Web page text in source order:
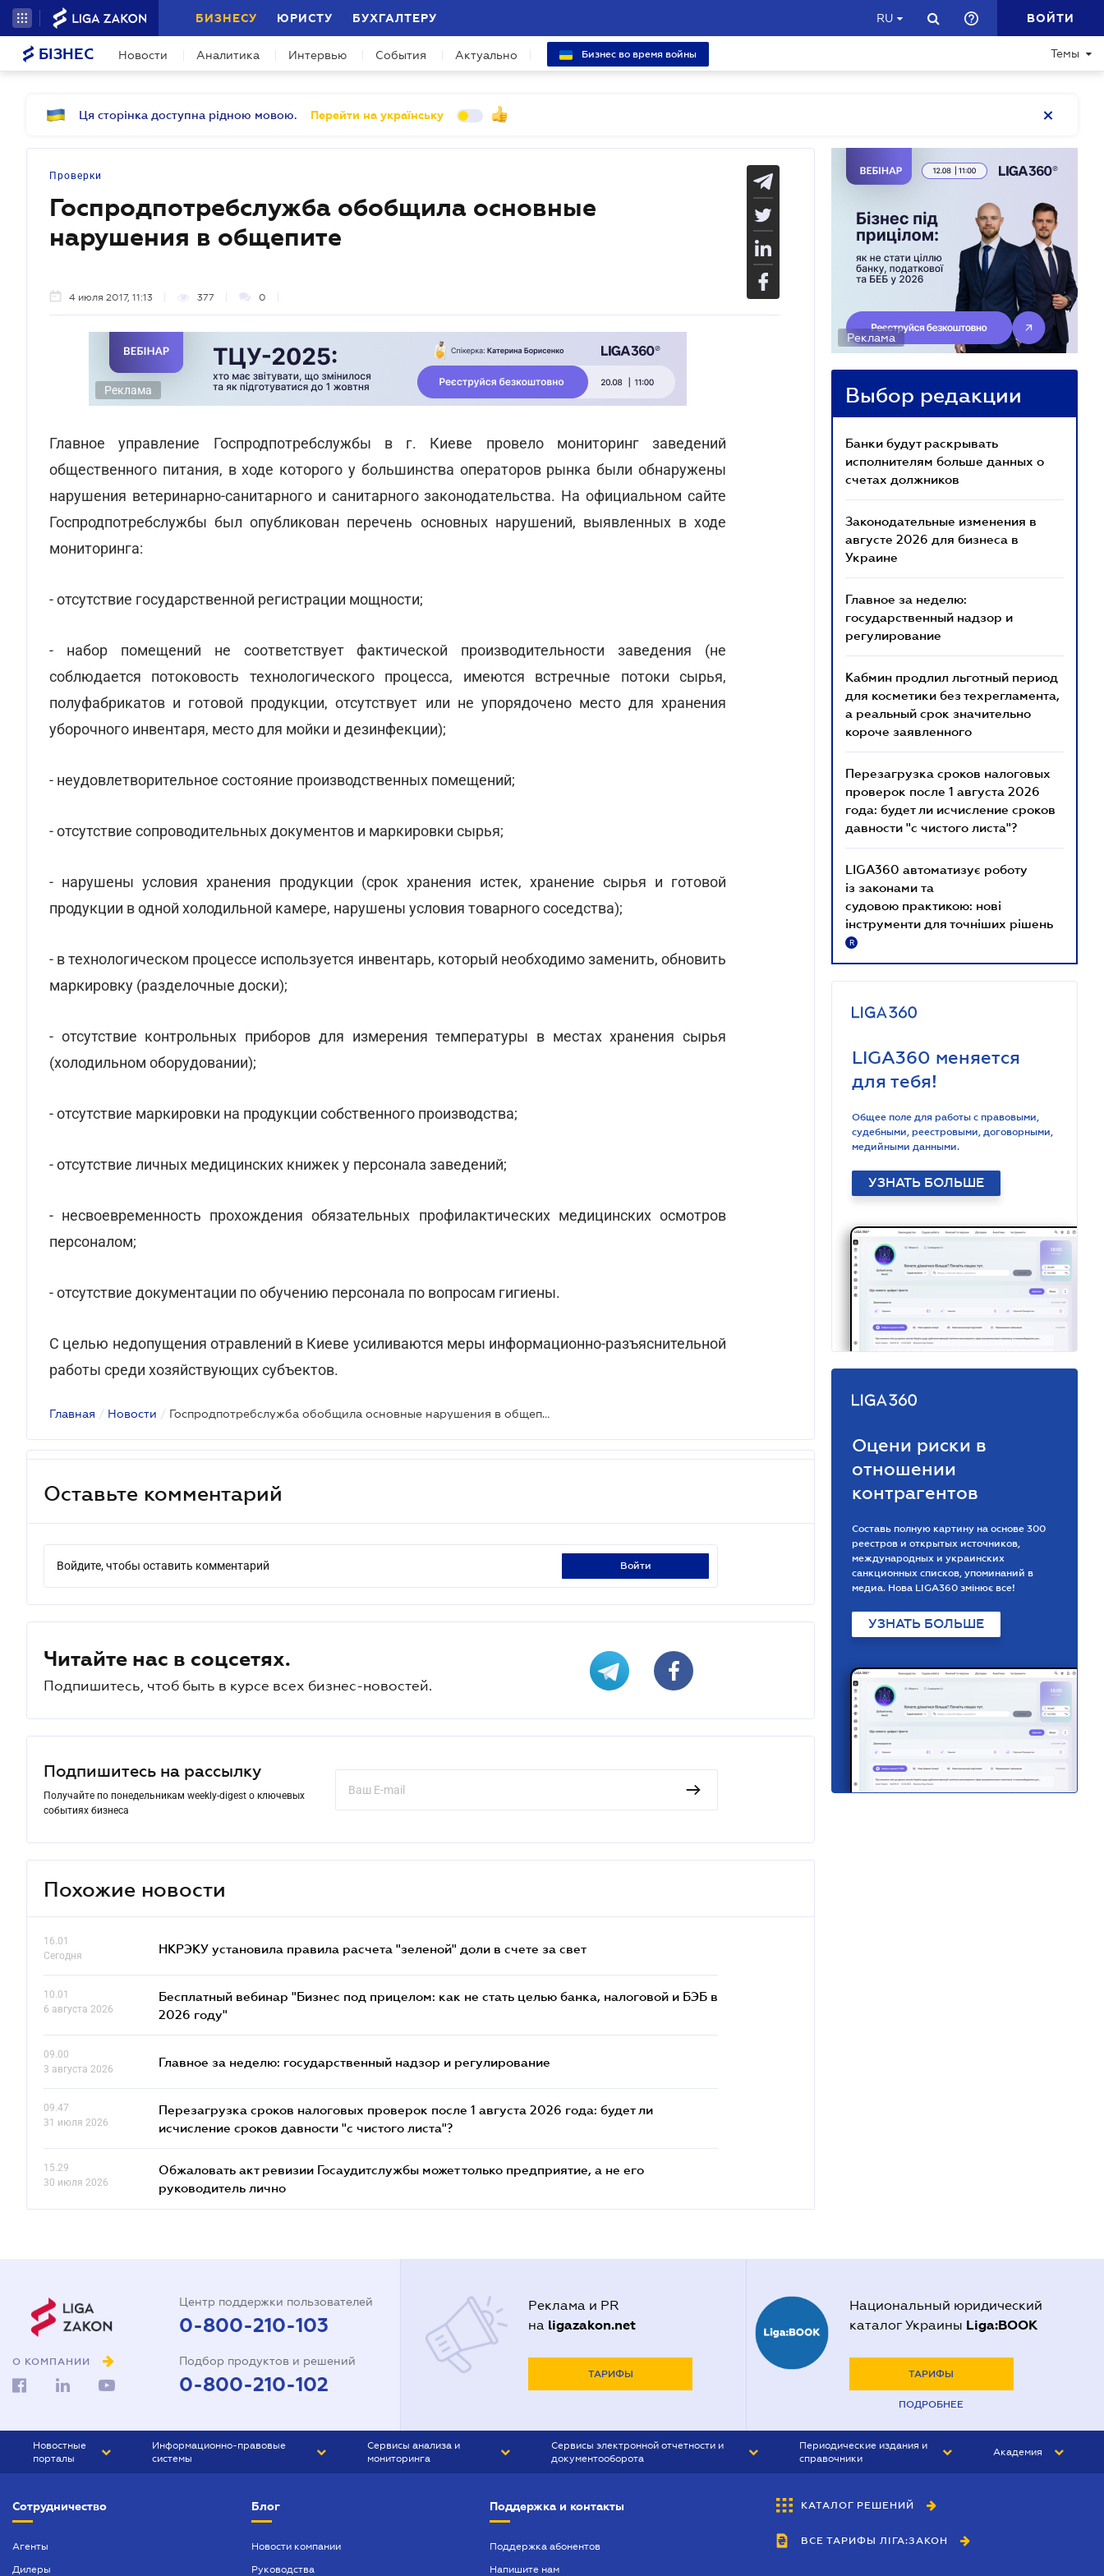
БИЗНЕСУ ЮРИСТУ БУХГАЛТЕРУ RU ВОЙТИ
БІЗНЕС Новости Аналитика Интервью События Актуально Бизнес во время войны Темы
Ця сторінка доступна рідною мовою. Перейти на українську
Проверки
Госпродпотребслужба обобщила основные
нарушения в общепите
4 июля 2017, 11:13 377 0
Реклама
Главное управление Госпродпотребслужбы в г. Киеве провело мониторинг заведений
общественного питания, в ходе которого у большинства операторов рынка были обнаружены
нарушения ветеринарно-санитарного и санитарного законодательства. На официальном сайте
Госпродпотребслужбы был опубликован перечень основных нарушений, выявленных в ходе
мониторинга:
- отсутствие государственной регистрации мощности;
- набор помещений не соответствует фактической производительности заведения (не
соблюдается потоковость технологического процесса, имеются встречные потоки сырья,
полуфабрикатов и готовой продукции, отсутствует или не упорядочено место для хранения
уборочного инвентаря, место для мойки и дезинфекции);
- неудовлетворительное состояние производственных помещений;
- отсутствие сопроводительных документов и маркировки сырья;
- нарушены условия хранения продукции (срок хранения истек, хранение сырья и готовой
продукции в одной холодильной камере, нарушены условия товарного соседства);
- в технологическом процессе используется инвентарь, который необходимо заменить, обновить
маркировку (разделочные доски);
- отсутствие контрольных приборов для измерения температуры в местах хранения сырья
(холодильном оборудовании);
- отсутствие маркировки на продукции собственного производства;
- отсутствие личных медицинских книжек у персонала заведений;
- несвоевременность прохождения обязательных профилактических медицинских осмотров
персоналом;
- отсутствие документации по обучению персонала по вопросам гигиены.
С целью недопущения отравлений в Киеве усиливаются меры информационно-разъяснительной
работы среди хозяйствующих субъектов.
Главная / Новости / Госпродпотребслужба обобщила основные нарушения в общепите
Оставьте комментарий
Войдите, чтобы оставить комментарий войти
Читайте нас в соцсетях.
Подпишитесь, чтоб быть в курсе всех бизнес-новостей.
Подпишитесь на рассылку
Получайте по понедельникам weekly-digest о ключевых
событиях бизнеса
Похожие новости
16.01
Сегодня
НКРЭКУ установила правила расчета "зеленой" доли в счете за свет
10.01
6 августа 2026
Бесплатный вебинар "Бизнес под прицелом: как не стать целью банка, налоговой и БЭБ в
2026 году"
09.00
3 августа 2026
Главное за неделю: государственный надзор и регулирование
09.47
31 июля 2026
Перезагрузка сроков налоговых проверок после 1 августа 2026 года: будет ли
исчисление сроков давности "с чистого листа"?
15.29
30 июля 2026
Обжаловать акт ревизии Госаудитслужбы может только предприятие, а не его
руководитель лично
Реклама
Выбор редакции
Банки будут раскрывать
исполнителям больше данных о
счетах должников
Законодательные изменения в
августе 2026 для бизнеса в
Украине
Главное за неделю:
государственный надзор и
регулирование
Кабмин продлил льготный период
для косметики без техрегламента,
а реальный срок значительно
короче заявленного
Перезагрузка сроков налоговых
проверок после 1 августа 2026
года: будет ли исчисление сроков
давности "с чистого листа"?
LIGA360 автоматизує роботу
із законами та
судовою практикою: нові
інструменти для точніших рішень
R
LIGA360 меняется
для тебя!
Общее поле для работы с правовыми,
судебными, реестровыми, договорными,
медийными данными.
УЗНАТЬ БОЛЬШЕ
Оцени риски в
отношении
контрагентов
Составь полную картину на основе 300
реестров и открытых источников,
международных и украинских
санкционных списков, упоминаний в
медиа. Нова LIGA360 змінює все!
УЗНАТЬ БОЛЬШЕ
О КОМПАНИИ
Центр поддержки пользователей
0-800-210-103
Подбор продуктов и решений
0-800-210-102
Реклама и PR
на ligazakon.net
ТАРИФЫ
Национальный юридический
каталог Украины Liga:BOOK
ТАРИФЫ
ПОДРОБНЕЕ
Новостные
порталы
БИЗНЕС
Информационно-правовые
системы
БУХГАЛТЕР ПРОФ
Сервисы анализа и
мониторинга
Сервисы электронной отчетности и
документооборота
Периодические издания и
справочники
БУХГАЛТЕР&ЗАКОН
ВЕСТНИК МСФО
Академия
Сотрудничество
Агенты
Дилеры
Блог
Новости компании
Руководства
Поддержка и контакты
Поддержка абонентов
Напишите нам
КАТАЛОГ РЕШЕНИЙ
ВСЕ ТАРИФЫ ЛІГА:ЗАКОН